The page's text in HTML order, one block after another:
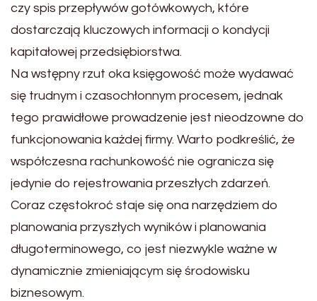
czy spis przepływów gotówkowych, które
dostarczają kluczowych informacji o kondycji
kapitałowej przedsiębiorstwa.
Na wstępny rzut oka księgowość może wydawać
się trudnym i czasochłonnym procesem, jednak
tego prawidłowe prowadzenie jest nieodzowne do
funkcjonowania każdej firmy. Warto podkreślić, że
współczesna rachunkowość nie ogranicza się
jedynie do rejestrowania przeszłych zdarzeń.
Coraz częstokroć staje się ona narzędziem do
planowania przyszłych wyników i planowania
długoterminowego, co jest niezwykle ważne w
dynamicznie zmieniającym się środowisku
biznesowym.